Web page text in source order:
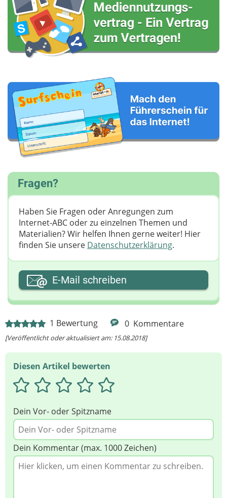
1 Bewertung 0 Kommentare
[Veröffentlicht oder aktualisiert am: 15.08.2018]
Diesen Artikel bewerten
Dein Vor- oder Spitzname
Dein Kommentar (max. 1000 Zeichen)
Fragen?
Haben Sie Fragen oder Anregungen zum
Internet-ABC oder zu einzelnen Themen und
Materialien? Wir helfen Ihnen gerne weiter! ​Hier
finden Sie unsere Datenschutzerklärung.
Ihre E-Mail-Adresse
Ihre Nachricht
E-Mail schreiben